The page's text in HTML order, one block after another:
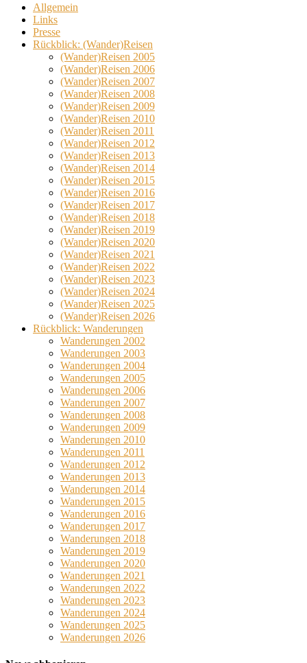
Allgemein
Links
Presse
Rückblick: (Wander)Reisen
(Wander)Reisen 2005
(Wander)Reisen 2006
(Wander)Reisen 2007
(Wander)Reisen 2008
(Wander)Reisen 2009
(Wander)Reisen 2010
(Wander)Reisen 2011
(Wander)Reisen 2012
(Wander)Reisen 2013
(Wander)Reisen 2014
(Wander)Reisen 2015
(Wander)Reisen 2016
(Wander)Reisen 2017
(Wander)Reisen 2018
(Wander)Reisen 2019
(Wander)Reisen 2020
(Wander)Reisen 2021
(Wander)Reisen 2022
(Wander)Reisen 2023
(Wander)Reisen 2024
(Wander)Reisen 2025
(Wander)Reisen 2026
Rückblick: Wanderungen
Wanderungen 2002
Wanderungen 2003
Wanderungen 2004
Wanderungen 2005
Wanderungen 2006
Wanderungen 2007
Wanderungen 2008
Wanderungen 2009
Wanderungen 2010
Wanderungen 2011
Wanderungen 2012
Wanderungen 2013
Wanderungen 2014
Wanderungen 2015
Wanderungen 2016
Wanderungen 2017
Wanderungen 2018
Wanderungen 2019
Wanderungen 2020
Wanderungen 2021
Wanderungen 2022
Wanderungen 2023
Wanderungen 2024
Wanderungen 2025
Wanderungen 2026